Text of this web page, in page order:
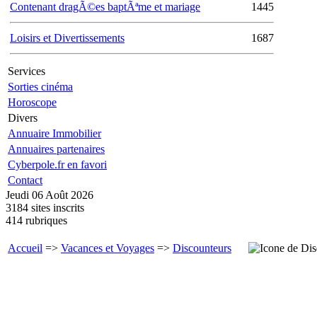
Contenant dragÃ©es baptÃªme et mariage 1445
Loisirs et Divertissements 1687
Services
Sorties cinéma
Horoscope
Divers
Annuaire Immobilier
Annuaires partenaires
Cyberpole.fr en favori
Contact
Jeudi 06 Août 2026
3184 sites inscrits
414 rubriques
Accueil => Vacances et Voyages => Discounteurs